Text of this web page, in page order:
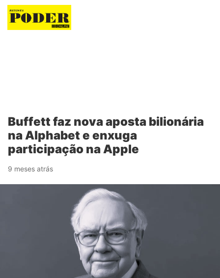
Revista Poder
Buffett faz nova aposta bilionária
na Alphabet e enxuga
participação na Apple
9 meses atrás